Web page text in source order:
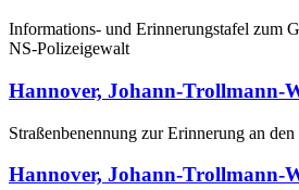
Informations- und Erinnerungstafel zum
NS-Polizeigewalt
Hannover, Johann-Trollmann-
Straßenbenennung zur Erinnerung an
Hannover, Johann-Trollmann-